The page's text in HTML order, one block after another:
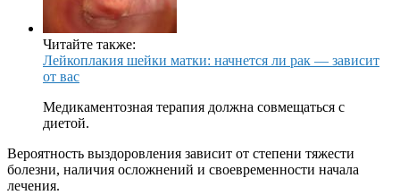
Читайте также:
Лейкоплакия шейки матки: начнется ли рак — зависит
от вас
Медикаментозная терапия должна совмещаться с
диетой.
Вероятность выздоровления зависит от степени тяжести
болезни, наличия осложнений и своевременности начала
лечения.